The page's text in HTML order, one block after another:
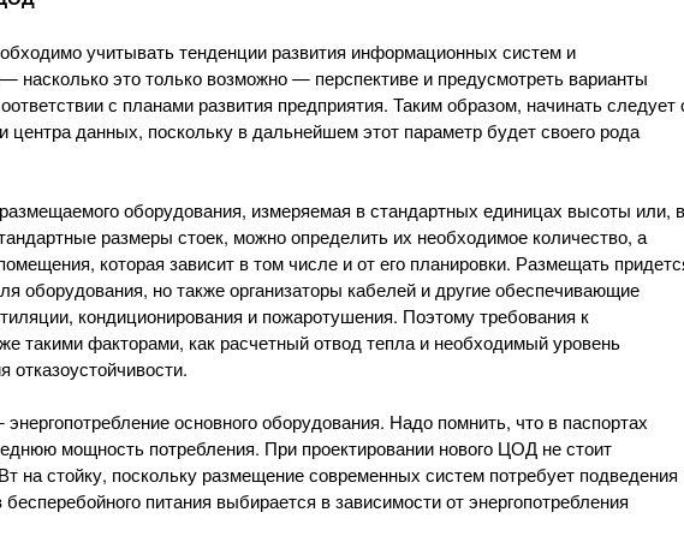
учитывать тенденции развития информационных систем и
насколько это только возможно — перспективе и предусмотреть варианты
с планами развития предприятия. Таким образом, начинать следует
данных, поскольку в дальнейшем этот параметр будет своего рода
оборудования, измеряемая в стандартных единицах высоты или, в
размеры стоек, можно определить их необходимое количество, а
которая зависит в том числе и от его планировки. Размещать
оборудования, но также организаторы кабелей и другие обеспечивающие
кондиционирования и пожаротушения. Поэтому требования к
такими факторами, как расчетный отвод тепла и необходимый уровень
отказоустойчивости.
основного оборудования. Надо помнить, что в паспортах
мощность потребления. При проектировании нового ЦОД не стоит
на стойку, поскольку размещение современных систем потребует подведения
питания выбирается в зависимости от энергопотребления